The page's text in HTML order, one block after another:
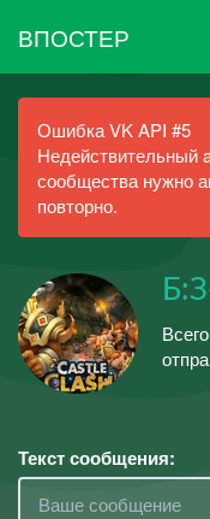
ВПОСТЕР
Ошибка VK API #5
Недействительный
сообщества нужно
повторно.
Текст сообщения: